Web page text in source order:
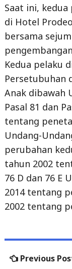
bersama
Kedua pelaku
Persetubuhan
Anak dibawah
Pasal 81 dan
tentang
Undang-
perubahan
tahun 2002
76 D dan 76 E
2014 tentang
2002 tentang
Pemprov
Dalam Negeri